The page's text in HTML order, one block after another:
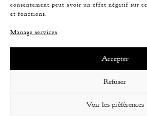
consentement peut avoir un effet négatif sur
et fonctions.
Manage services
Accepter
Refuser
Voir les préférences
FRENCH RIVIERA ROPE